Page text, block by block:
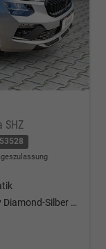
SHZ
Smokey Diamond-Silber Metallic